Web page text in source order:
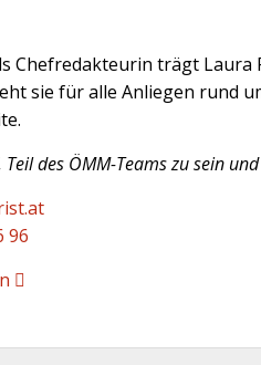
Chefredakteurin trägt Laura
sie für alle Anliegen rund
des ÖMM-Teams zu sein
96